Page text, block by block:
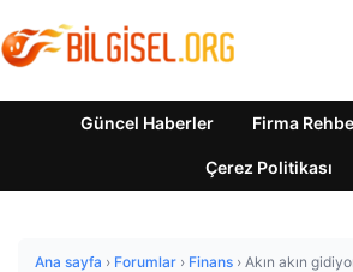
Güncel Haberler Firma
Çerez Politikası
Ana sayfa › Forumlar › Finans › Akın akın